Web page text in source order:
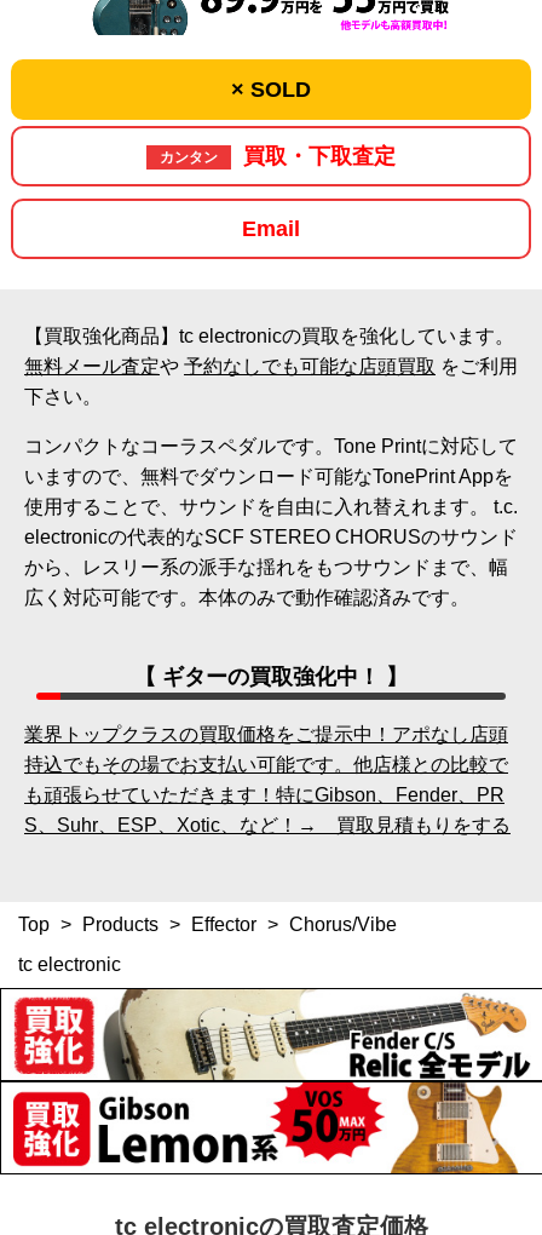
× SOLD
カンタン 買取・下取査定
Email
【買取強化商品】tc electronicの買取を強化しています。
無料メール査定や 予約なしでも可能な店頭買取 をご利用
下さい。
コンパクトなコーラスペダルです。Tone Printに対応して
いますので、無料でダウンロード可能なTonePrint Appを
使用することで、サウンドを自由に入れ替えれます。 t.c.
electronicの代表的なSCF STEREO CHORUSのサウンド
から、レスリー系の派手な揺れをもつサウンドまで、幅
広く対応可能です。本体のみで動作確認済みです。
【 ギターの買取強化中！ 】
業界トップクラスの買取価格をご提示中！アポなし店頭
持込でもその場でお支払い可能です。他店様との比較で
も頑張らせていただきます！特にGibson、Fender、PR
S、Suhr、ESP、Xotic、など！→ 買取見積もりをする
Top > Products > Effector > Chorus/Vibe
tc electronic
tc electronicの買取査定価格